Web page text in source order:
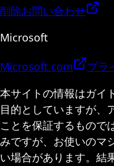
削除お問い合わせ
Microsoft
Microsoft.com プラ
本サイトの情報はガイ
目的としていますが、
ことを保証するもので
みですが、お使いのマ
い場合があります。結